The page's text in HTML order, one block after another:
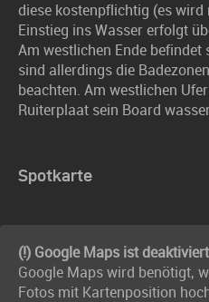
diese kostenpflichtig (es
Einstieg ins Wasser erfolgt
Am westlichen Ende
sind allerdings die
beachten. Am westlichen
Ruiterplaat sein Board
Spotkarte
(!) Google Maps ist deaktiviert
Google Maps wird benötigt,
Fotos mit Kartenposition